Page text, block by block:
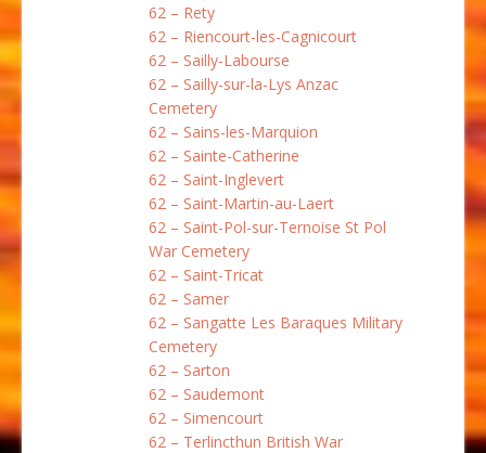
62 – Rety
62 – Riencourt-les-Cagnicourt
62 – Sailly-Labourse
62 – Sailly-sur-la-Lys Anzac
Cemetery
62 – Sains-les-Marquion
62 – Sainte-Catherine
62 – Saint-Inglevert
62 – Saint-Martin-au-Laert
62 – Saint-Pol-sur-Ternoise St Pol
War Cemetery
62 – Saint-Tricat
62 – Samer
62 – Sangatte Les Baraques Military
Cemetery
62 – Sarton
62 – Saudemont
62 – Simencourt
62 – Terlincthun British War